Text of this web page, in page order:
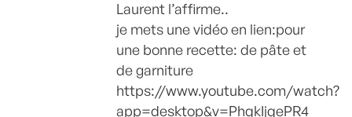
Laurent l’affirme..
je mets une vidéo en lien:pour
une bonne recette: de pâte et
de garniture
https://www.youtube.com/watch?
app=desktop&v=PhqkIjqePR4